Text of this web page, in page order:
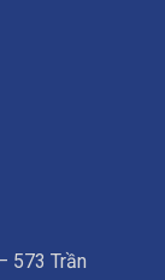
573 Trần